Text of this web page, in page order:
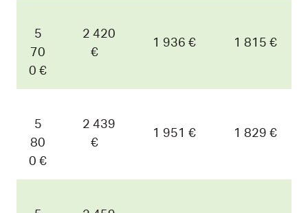
5
70
0 €
2 420
€
1 936 € 1 815 €
5
80
0 €
2 439
€
1 951 € 1 829 €